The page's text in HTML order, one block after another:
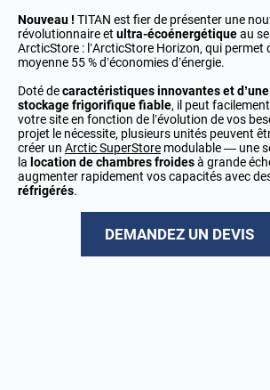
Nouveau ! TITAN est fier de présenter une
révolutionnaire et ultra-écoénergétiqueau
ArcticStore : l’ArcticStore Horizon, qui permet
moyenne 55 % d’économies d’énergie.
Doté decaractéristiques innovantes et
stockage frigorifique fiable, il peut
votre site en fonction de l’évolution de vos
projet le nécessite, plusieurs unités peuvent
créer un Arctic SuperStore modulable — une
la location de chambres froidesà grande
augmenter rapidement vos capacités avec
réfrigérés.
DEMANDEZ UN DEVIS